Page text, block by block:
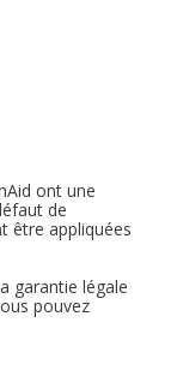
ont une
de
être appliquées
garantie légale
pouvez